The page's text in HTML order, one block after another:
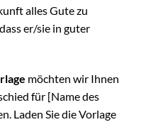
alles Gute zu
er/sie in guter
möchten wir Ihnen
für [Name des
Laden Sie die Vorlage